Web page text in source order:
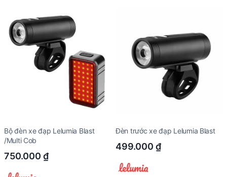
Bộ đèn xe đạp Lelumia Blast
/Multi Cob
750.000 ₫
Đèn trước xe đạp Lelumia Blast
499.000 ₫